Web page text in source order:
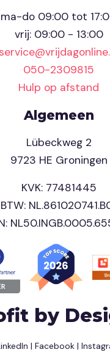
ma-do 09:00 tot
vrij: 09:00 - 13:00
050-2309815
Hulp op afstand
Algemeen
Lübeckweg 2
9723 HE Groningen
KVK: 77481445
BTW:
by
| Facebook|